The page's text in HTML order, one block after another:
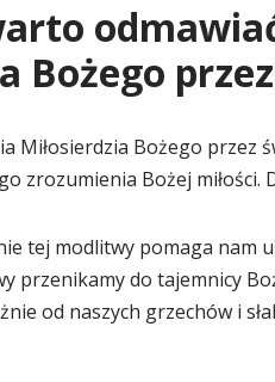
Bożego
Miłosierdzia Bożego
zrozumienia Bożej
tej modlitwy pomaga nam
przenikamy do tajemnicy
od naszych grzechów i